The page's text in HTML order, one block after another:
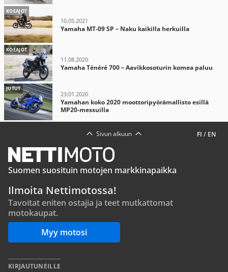
KOEAJOT
10.05.2021
Yamaha MT-09 SP – Naku kaikilla herkuilla
KOEAJOT
11.08.2020
Yamaha Ténéré 700 – Aavikkosoturin komea paluu
JUTUT
23.01.2020
Yamahan koko 2020 moottoripyörämallisto esillä
MP20-messuilla
FI / EN
Sivun alkuun
Suomen suosituin motojen markkinapaikka
Ilmoita Nettimotossa!
Tavoitat eniten ostajia ja teet mutkattomat
motokaupat.
Myy motosi
KIRJAUTUNEILLE